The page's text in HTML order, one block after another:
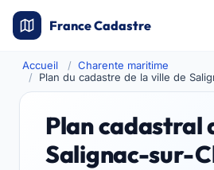
France Cadastre
Accueil
Charente maritime
Plan du cadastre de la ville de
Plan cadastral
Salignac-sur-